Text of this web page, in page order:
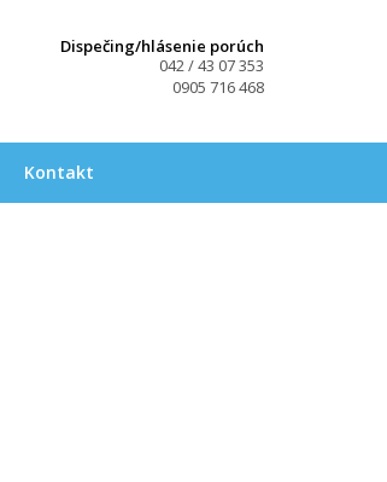
Dispečing/hlásenie porúch
042 / 43 07 353
0905 716 468
Kontakt